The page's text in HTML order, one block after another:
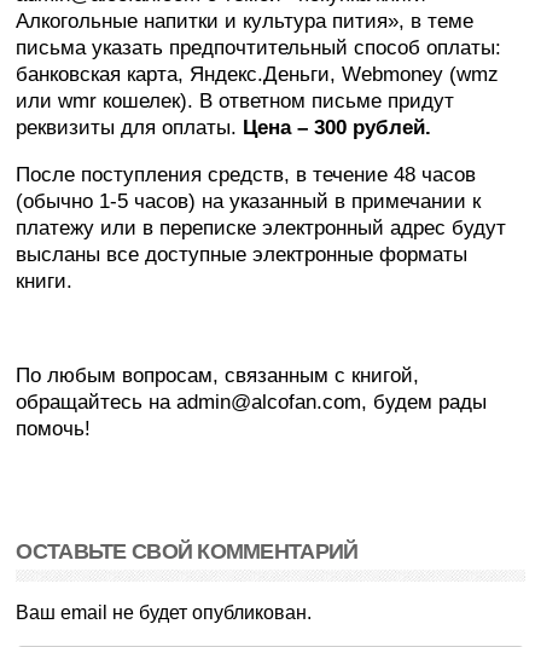
Алкогольные напитки и культура пития», в теме
письма указать предпочтительный способ оплаты:
банковская карта, Яндекс.Деньги, Webmoney (wmz
или wmr кошелек). В ответном письме придут
реквизиты для оплаты. Цена – 300 рублей.
После поступления средств, в течение 48 часов
(обычно 1-5 часов) на указанный в примечании к
платежу или в переписке электронный адрес будут
высланы все доступные электронные форматы
книги.
По любым вопросам, связанным с книгой,
обращайтесь на admin@alcofan.com, будем рады
помочь!
ОСТАВЬТЕ СВОЙ КОММЕНТАРИЙ
Ваш email не будет опубликован.